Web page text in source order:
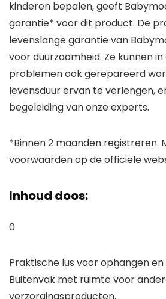
kinderen bepalen, geeft
garantie* voor dit product. De
levenslange garantie van
voor duurzaamheid. Ze kunnen
problemen ook gerepareerd
levensduur ervan te verlengen,
begeleiding van onze experts.
*Binnen 2 maanden registreren.
voorwaarden op de officiële
Inhoud doos:
0
Praktische lus voor ophangen
Buitenvak met ruimte voor